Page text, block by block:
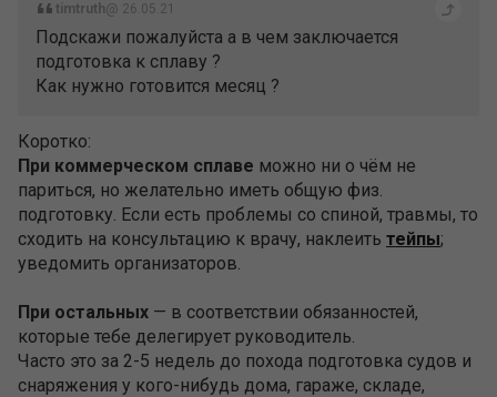
timtruth@ 26.05.21
Подскажи пожалуйста а в чем заключается
подготовка к сплаву ?
Как нужно готовится месяц ?
Коротко:
При коммерческом сплаве можно ни о чём не
париться, но желательно иметь общую физ.
подготовку. Если есть проблемы со спиной, травмы, то
сходить на консультацию к врачу, наклеить тейпы;
уведомить организаторов.
При остальных — в соответствии обязанностей,
которые тебе делегирует руководитель.
Часто это за 2-5 недель до похода подготовка судов и
снаряжения у кого-нибудь дома, гараже, складе,